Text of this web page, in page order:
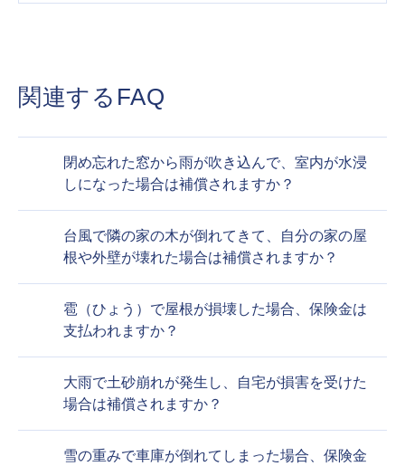
関連するFAQ
閉め忘れた窓から雨が吹き込んで、室内が水浸
しになった場合は補償されますか？
台風で隣の家の木が倒れてきて、自分の家の屋
根や外壁が壊れた場合は補償されますか？
雹（ひょう）で屋根が損壊した場合、保険金は
支払われますか？
大雨で土砂崩れが発生し、自宅が損害を受けた
場合は補償されますか？
雪の重みで車庫が倒れてしまった場合、保険金